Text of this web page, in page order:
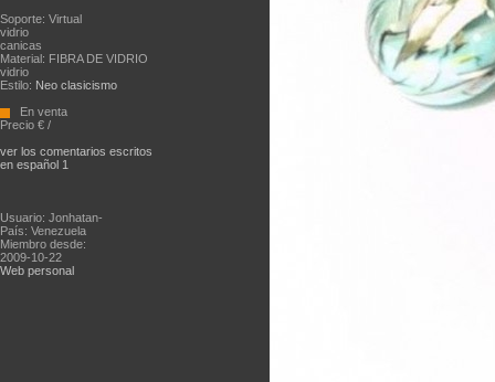
Soporte: Virtual
vidrio
canicas
Material: FIBRA DE VIDRIO
vidrio
Estilo: Neo clasicismo
En venta
Precio € /
ver los comentarios escritos
en español 1
Usuario: Jonhatan-
País: Venezuela
Miembro desde:
2009-10-22
Web personal